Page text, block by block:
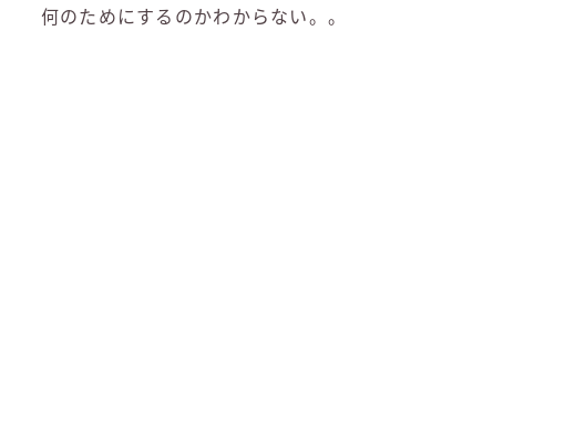
何のためにするのかわからない。。